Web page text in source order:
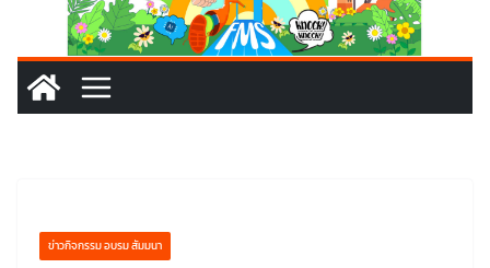
ข่าวกิจกรรม อบรม สัมมนา